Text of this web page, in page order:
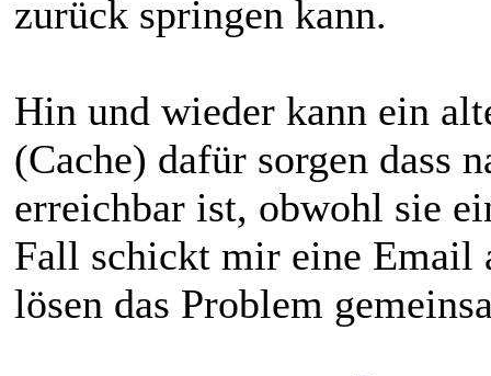
zurück springen kann.
Hin und wieder kann ein
(Cache) dafür sorgen dass
erreichbar ist, obwohl sie
Fall schickt mir eine
lösen das Problem